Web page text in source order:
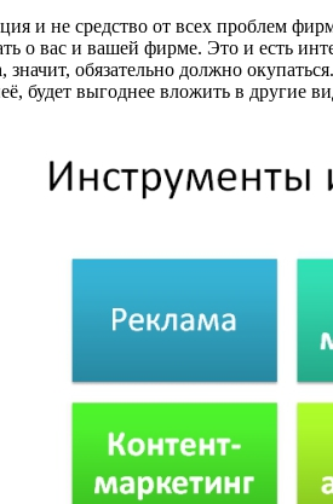
и не средство от всех проблем
вас и вашей фирме. Это и есть
значит, обязательно должно
будет выгоднее вложить в другие